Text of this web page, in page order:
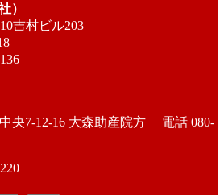
）
吉村ビル203
央7-12-16 大森助産院方 電話 080-